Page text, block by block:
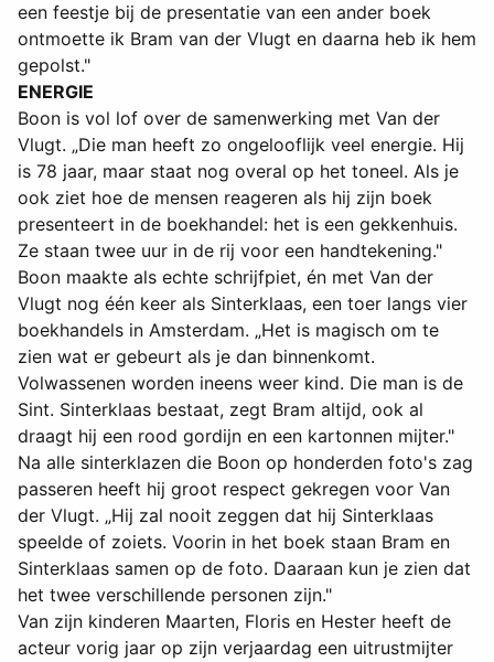
een feestje bij de presentatie van een ander boek
ontmoette ik Bram van der Vlugt en daarna heb ik hem
gepolst."
ENERGIE
Boon is vol lof over de samenwerking met Van der
Vlugt. „Die man heeft zo ongelooflijk veel energie. Hij
is 78 jaar, maar staat nog overal op het toneel. Als je
ook ziet hoe de mensen reageren als hij zijn boek
presenteert in de boekhandel: het is een gekkenhuis.
Ze staan twee uur in de rij voor een handtekening."
Boon maakte als echte schrijfpiet, én met Van der
Vlugt nog één keer als Sinterklaas, een toer langs vier
boekhandels in Amsterdam. „Het is magisch om te
zien wat er gebeurt als je dan binnenkomt.
Volwassenen worden ineens weer kind. Die man is de
Sint. Sinterklaas bestaat, zegt Bram altijd, ook al
draagt hij een rood gordijn en een kartonnen mijter."
Na alle sinterklazen die Boon op honderden foto's zag
passeren heeft hij groot respect gekregen voor Van
der Vlugt. „Hij zal nooit zeggen dat hij Sinterklaas
speelde of zoiets. Voorin in het boek staan Bram en
Sinterklaas samen op de foto. Daaraan kun je zien dat
het twee verschillende personen zijn."
Van zijn kinderen Maarten, Floris en Hester heeft de
acteur vorig jaar op zijn verjaardag een uitrustmijter